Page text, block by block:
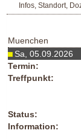
Infos, Standort,
Muenchen
Sa, 05.09.2026
Termin:
Treffpunkt:
Status:
Information: